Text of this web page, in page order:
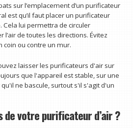
sur l’emplacement d’un purificateur
est qu’il faut placer un purificateur
Cela lui permettra de circuler
de toutes les directions. Évitez
coin ou contre un mur.
laisser les purificateurs d'air sur
que l'appareil est stable, sur une
ne bascule, surtout s'il s'agit d'un
de votre purificateur d’air ?